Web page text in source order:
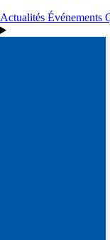
Actualités Événements